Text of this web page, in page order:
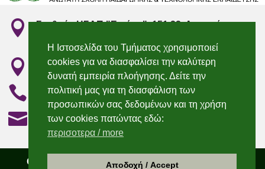

Σταθμός ΗΣΑΠ "Ειρήνη", 151 22, Αμαρούσιο
 "Irini" Metro station, 151 22, Marousi, Attiki
 210 2896736 & 210 2896750
 elecengedu@aspete.gr
Copyright 2021 – Τμήμα Εκπαιδευτικών
Η Ιστοσελίδα του Τμήματος χρησιμοποιεί
cookies για να διασφαλίσει την καλύτερη
δυνατή εμπειρία πλοήγησης. Δείτε την
πολιτική μας για τη διασφάλιση των
προσωπικών σας δεδομένων και τη χρήση
των cookies πατώντας εδώ:
περισοτερα / more
Αποδοχή / Accept